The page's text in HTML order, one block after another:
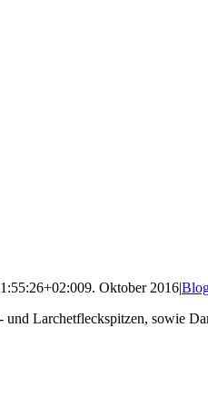
9. Oktober 2016|
Larchetfleckspitzen, sowie